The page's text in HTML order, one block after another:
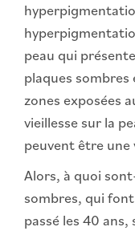
peau qui
plaques sombres
zones exposées
vieillesse sur la
peuvent être
Alors, à quoi
sombres, qui
passé les 40